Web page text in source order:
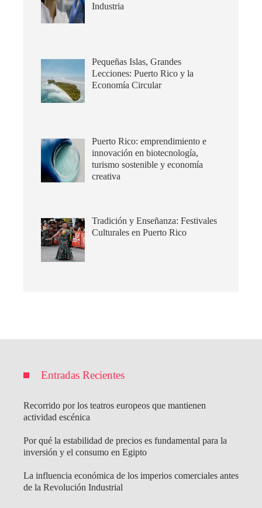
Industria
Pequeñas Islas, Grandes
Lecciones: Puerto Rico y la
Economía Circular
Puerto Rico: emprendimiento e
innovación en biotecnología,
turismo sostenible y economía
creativa
Tradición y Enseñanza: Festivales
Culturales en Puerto Rico
Entradas Recientes
Recorrido por los teatros europeos que mantienen
actividad escénica
Por qué la estabilidad de precios es fundamental para la
inversión y el consumo en Egipto
La influencia económica de los imperios comerciales antes
de la Revolución Industrial